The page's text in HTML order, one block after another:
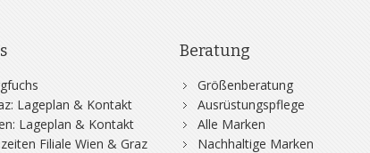
Lageplan & Kontakt
Lageplan & Kontakt
Filiale Wien & Graz
Beratung
Größenberatung
Ausrüstungspflege
Alle Marken
Nachhaltige Marken